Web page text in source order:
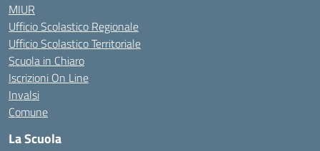
MIUR
Ufficio Scolastico Regionale
Ufficio Scolastico Territoriale
Scuola in Chiaro
Iscrizioni On Line
Invalsi
Comune
La Scuola